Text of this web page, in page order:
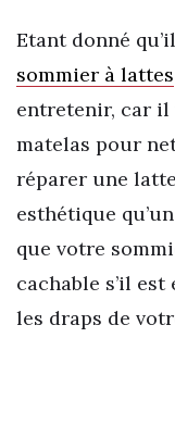
Etant donné
sommier à lattes
entretenir, car il
matelas pour
réparer une
esthétique
que votre
cachable s’il
les draps de